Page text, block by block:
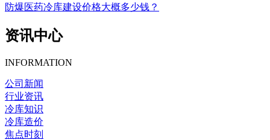
防爆医药冷库建设价格大概多少钱？
资讯中心
INFORMATION
公司新闻
行业资讯
冷库知识
冷库造价
焦点时刻